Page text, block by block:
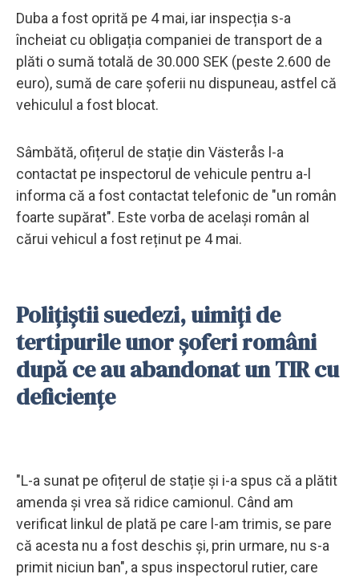
Duba a fost oprită pe 4 mai, iar inspecția s-a
încheiat cu obligația companiei de transport de a
plăti o sumă totală de 30.000 SEK (peste 2.600 de
euro), sumă de care șoferii nu dispuneau, astfel că
vehiculul a fost blocat.
Sâmbătă, ofițerul de stație din Västerås l-a
contactat pe inspectorul de vehicule pentru a-l
informa că a fost contactat telefonic de "un român
foarte supărat". Este vorba de același român al
cărui vehicul a fost reținut pe 4 mai.
Polițiștii suedezi, uimiți de
tertipurile unor șoferi români
după ce au abandonat un TIR cu
deficiențe
"L-a sunat pe ofițerul de stație și i-a spus că a plătit
amenda și vrea să ridice camionul. Când am
verificat linkul de plată pe care l-am trimis, se pare
că acesta nu a fost deschis și, prin urmare, nu s-a
primit niciun ban", a spus inspectorul rutier, care